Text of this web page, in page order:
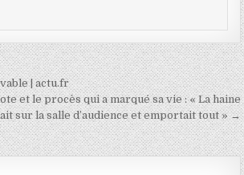
| actu.fr
et le procès qui a marqué sa vie : « La haine
sur la salle d’audience et emportait tout » →